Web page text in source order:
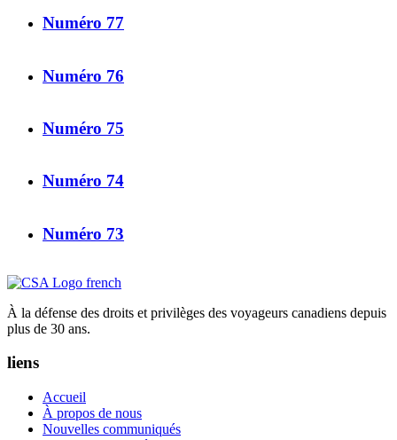
Numéro 77
Numéro 76
Numéro 75
Numéro 74
Numéro 73
À la défense des droits et privilèges des voyageurs canadiens depuis
plus de 30 ans.
liens
Accueil
À propos de nous
Nouvelles communiqués